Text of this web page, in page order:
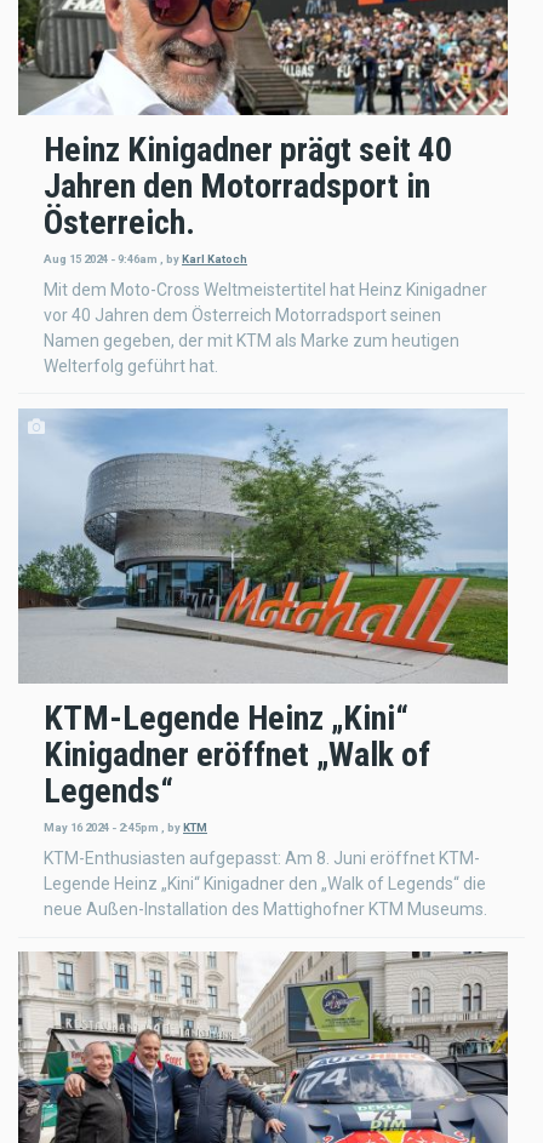
Heinz Kinigadner prägt seit 40
Jahren den Motorradsport in
Österreich.
Aug 15 2024 - 9:46am byKarl Katoch
Mit dem Moto-Cross Weltmeistertitel hat Heinz Kinigadner
vor 40 Jahren dem Österreich Motorradsport seinen
Namen gegeben, der mit KTM als Marke zum heutigen
Welterfolg geführt hat.
KTM-Legende Heinz „Kini“
Kinigadner eröffnet „Walk of
Legends“
May 16 2024 - 2:45pm byKTM
KTM-Enthusiasten aufgepasst: Am 8. Juni eröffnet KTM-
Legende Heinz „Kini“ Kinigadner den „Walk of Legends“ die
neue Außen-Installation des Mattighofner KTM Museums.